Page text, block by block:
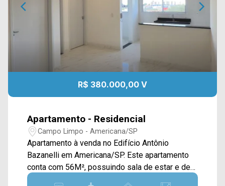
R$ 380.000,00 V
Apartamento - Residencial
Campo Limpo - Americana/SP
Apartamento à venda no Edifício Antônio
Bazanelli em Americana/SP. Este apartamento
conta com 56M², possuindo sala de estar e de
jantar integradas com a cozinha com gabinete, e